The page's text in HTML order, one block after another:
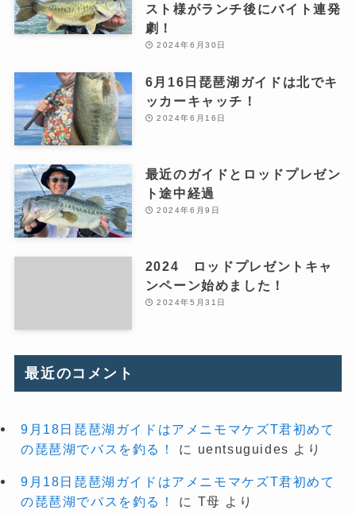
スト様がランチ後にバイト連発
劇！
2024年6月30日
6月16日琵琶湖ガイドは北でキ
ッカーキャッチ！
2024年6月16日
最近のガイドとロッドプレゼン
ト途中経過
2024年6月9日
2024 ロッドプレゼントキャ
ンペーン始めました！
2024年5月31日
最近のコメント
9月18日琵琶湖ガイドはアメニモマケズT君初めて
の琵琶湖でバスを釣る！
に uentsuguides より
9月18日琵琶湖ガイドはアメニモマケズT君初めて
の琵琶湖でバスを釣る！
に T母 より